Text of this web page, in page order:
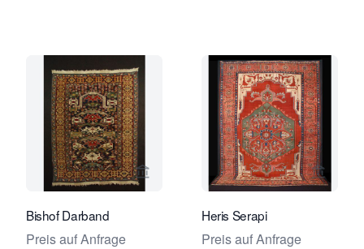
Verkaeuferseite von Foumani
Bishof Darband
Preis auf Anfrage
Heris Serapi
Preis auf Anfrage